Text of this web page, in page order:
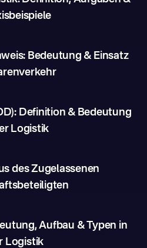
Bedeutung & Einsatz
Definition & Bedeutung
Logistik
des Zugelassenen
Aufbau & Typen in
Logistik